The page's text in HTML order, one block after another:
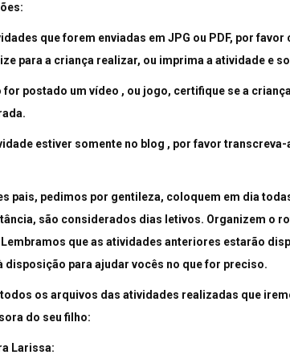
que forem enviadas em JPG ou PDF, por
para a criança realizar, ou imprima a atividade e
for postado um vídeo , ou jogo, certifique se a
estiver somente no blog , por favor
pais, pedimos por gentileza, coloquem em dia
são considerados dias letivos. Organizem o
que as atividades anteriores estarão
disposição para ajudar vocês no que for preciso.
os arquivos das atividades realizadas que
do seu filho:
Larissa: